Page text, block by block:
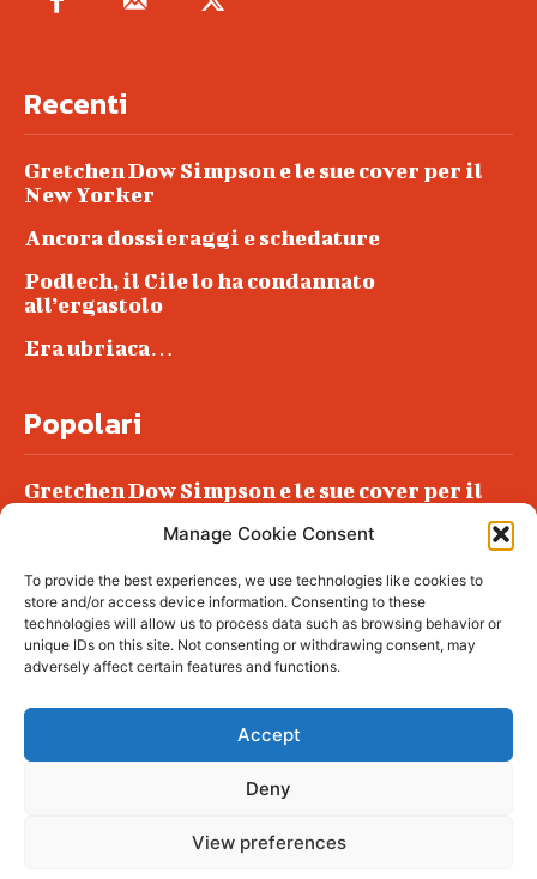
Manage Cookie Consent
To provide the best experiences, we use technologies like cookies to
store and/or access device information. Consenting to these
technologies will allow us to process data such as browsing behavior or
unique IDs on this site. Not consenting or withdrawing consent, may
adversely affect certain features and functions.
Accept
Deny
View preferences
Recenti
Gretchen Dow Simpson e le sue cover per il
New Yorker
Ancora dossieraggi e schedature
Podlech, il Cile lo ha condannato
all’ergastolo
Era ubriaca…
Popolari
Gretchen Dow Simpson e le sue cover per il
Podlech, il Cile lo ha condannato
all’ergastolo
Era ubriaca…
© tagDiv - All rights reserved. Made with
complete News Portal about living, lifestyle,
fashion and wellness. Take your time and